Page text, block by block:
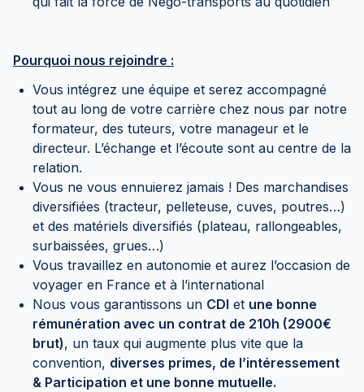
Pourquoi nous rejoindre :
Vous intégrez une équipe et serez accompagné
tout au long de votre carrière chez nous par notre
formateur, des tuteurs, votre manageur et le
directeur. L’échange et l’écoute sont au centre de la
relation.
Vous ne vous ennuierez jamais ! Des marchandises
diversifiées (tracteur, pelleteuse, cuves, poutres…)
et des matériels diversifiés (plateau, rallongeables,
surbaissées, grues…)
Vous travaillez en autonomie et aurez l’occasion de
voyager en France et à l’international
Nous vous garantissons un CDI et une bonne
rémunération avec un contrat de 210h (2900€
brut), un taux qui augmente plus vite que la
convention, diverses primes, de l’intéressement
& Participation et une bonne mutuelle.